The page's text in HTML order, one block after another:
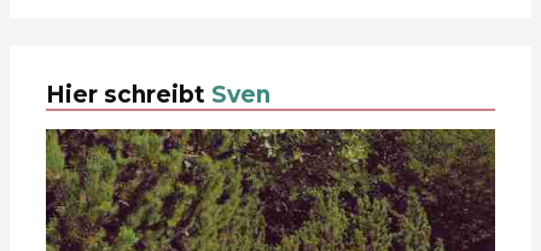
Hier schreibt Sven